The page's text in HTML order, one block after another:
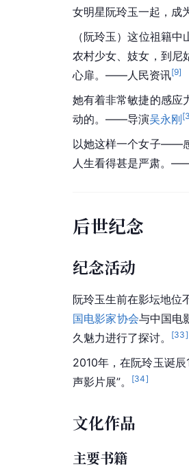
女明星阮玲玉一起，成
（阮玲玉）这位祖籍
农村少女、妓女，到尼
心扉。——人民资讯[9]
她有着非常敏捷的感应
动的。——导演吴永刚[
以她这样一个女子——
人生看得甚是严肃。
后世纪念
纪念活动
阮玲玉生前在影坛地位
国电影家协会与中国电
久魅力进行了探讨。
[33]
2010年，在阮玲玉诞
声影片展”。
[34]
文化作品
主要书籍